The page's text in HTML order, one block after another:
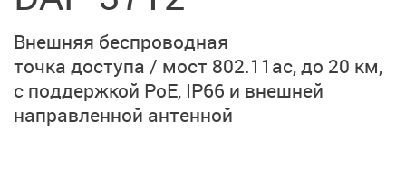
Внешняя беспроводная
точка доступа / мост 802.11ac, до 20 км,
с поддержкой PoE, IP66 и внешней
направленной антенной